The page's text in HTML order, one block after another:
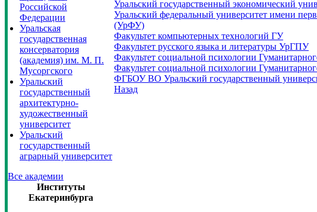
Российской
Федерации
Уральская
государственная
консерватория
(академия) им. М. П.
Мусоргского
Уральский
государственный
архитектурно-
художественный
университет
Уральский
государственный
аграрный университет
Все академии
Институты
Екатеринбурга
Уральский государственный экономический
Уральский федеральный университет имени
(УрФУ)
Факультет компьютерных технологий ГУ
Факультет русского языка и литературы УрГПУ
Факультет социальной психологии
Факультет социальной психологии
ФГБОУ ВО Уральский государственный
Назад